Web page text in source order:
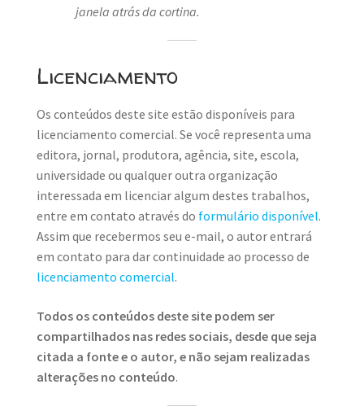
janela atrás da cortina.
Licenciamento
Os conteúdos deste site estão disponíveis para
licenciamento comercial. Se você representa uma
editora, jornal, produtora, agência, site, escola,
universidade ou qualquer outra organização
interessada em licenciar algum destes trabalhos,
entre em contato através do formulário disponível.
Assim que recebermos seu e-mail, o autor entrará
em contato para dar continuidade ao processo de
licenciamento comercial.
Todos os conteúdos deste site podem ser
compartilhados nas redes sociais, desde que seja
citada a fonte e o autor, e não sejam realizadas
alterações no conteúdo.